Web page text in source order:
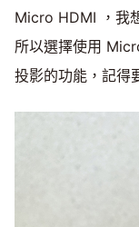
Micro HDMI ，我
所以選擇使用
投影的功能，記得